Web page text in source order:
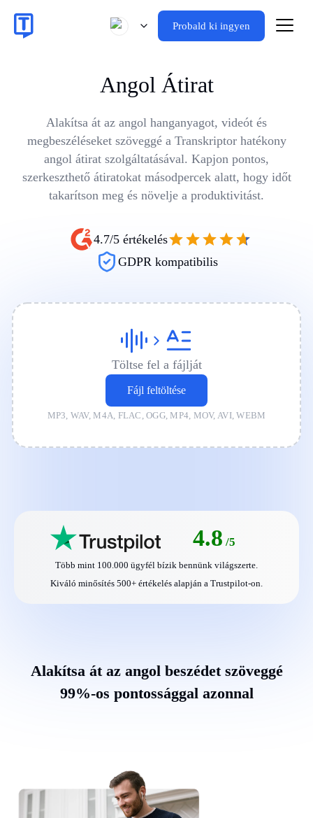
Probald ki ingyen
Angol Átirat
Alakítsa át az angol hanganyagot, videót és
megbeszéléseket szöveggé a Transkriptor hatékony
angol átirat szolgáltatásával. Kapjon pontos,
szerkeszthető átiratokat másodpercek alatt, hogy időt
takarítson meg és növelje a produktivitást.
4.7/5 értékelés
GDPR kompatibilis
Töltse fel a fájlját
Fájl feltöltése
MP3, WAV, M4A, FLAC, OGG, MP4, MOV, AVI, WEBM
4.8 /5
Több mint 100.000 ügyfél bízik bennünk világszerte.
Kiváló minősítés 500+ értékelés alapján a Trustpilot-on.
Alakítsa át az angol beszédet szöveggé
99%-os pontossággal azonnal